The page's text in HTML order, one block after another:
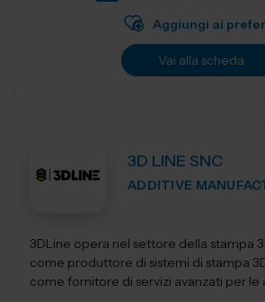
Aggiungi ai
Vai alla scheda
3D LINE SNC
ADDITIVE
3DLine opera nel settore della stampa
come produttore di sistemi di stampa
come fornitore di servizi avanzati per le